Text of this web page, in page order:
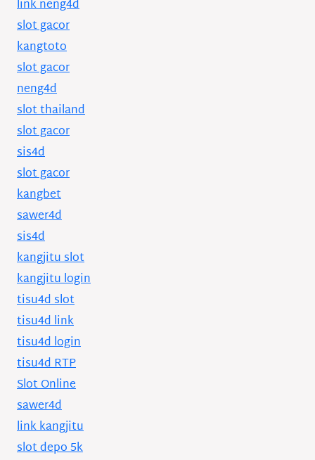
link neng4d
slot gacor
kangtoto
slot gacor
neng4d
slot thailand
slot gacor
sis4d
slot gacor
kangbet
sawer4d
sis4d
kangjitu slot
kangjitu login
tisu4d slot
tisu4d link
tisu4d login
tisu4d RTP
Slot Online
sawer4d
link kangjitu
slot depo 5k